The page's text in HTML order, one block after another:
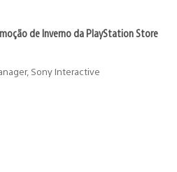
de Inverno da PlayStation Store
Sony Interactive